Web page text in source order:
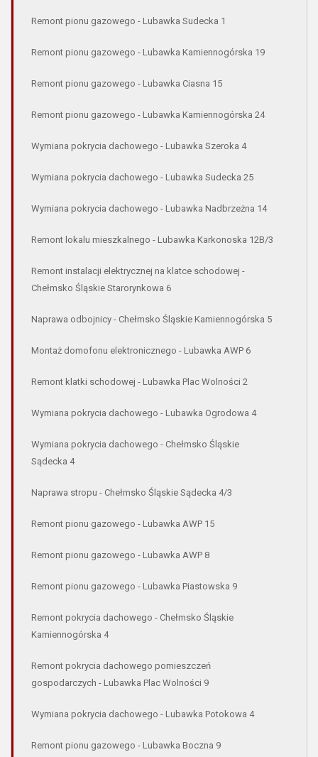
Remont pionu gazowego - Lubawka Sudecka 1
Remont pionu gazowego - Lubawka Kamiennogórska 19
Remont pionu gazowego - Lubawka Ciasna 15
Remont pionu gazowego - Lubawka Kamiennogórska 24
Wymiana pokrycia dachowego - Lubawka Szeroka 4
Wymiana pokrycia dachowego - Lubawka Sudecka 25
Wymiana pokrycia dachowego - Lubawka Nadbrzeżna 14
Remont lokalu mieszkalnego - Lubawka Karkonoska 12B/3
Remont instalacji elektrycznej na klatce schodowej -
Chełmsko Śląskie Starorynkowa 6
Naprawa odbojnicy - Chełmsko Śląskie Kamiennogórska 5
Montaż domofonu elektronicznego - Lubawka AWP 6
Remont klatki schodowej - Lubawka Plac Wolności 2
Wymiana pokrycia dachowego - Lubawka Ogrodowa 4
Wymiana pokrycia dachowego - Chełmsko Śląskie
Sądecka 4
Naprawa stropu - Chełmsko Śląskie Sądecka 4/3
Remont pionu gazowego - Lubawka AWP 15
Remont pionu gazowego - Lubawka AWP 8
Remont pionu gazowego - Lubawka Piastowska 9
Remont pokrycia dachowego - Chełmsko Śląskie
Kamiennogórska 4
Remont pokrycia dachowego pomieszczeń
gospodarczych - Lubawka Plac Wolności 9
Wymiana pokrycia dachowego - Lubawka Potokowa 4
Remont pionu gazowego - Lubawka Boczna 9